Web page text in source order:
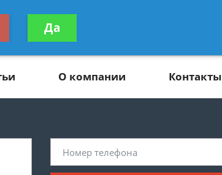
консультацию
бесплатно
О компании Контакты
Да